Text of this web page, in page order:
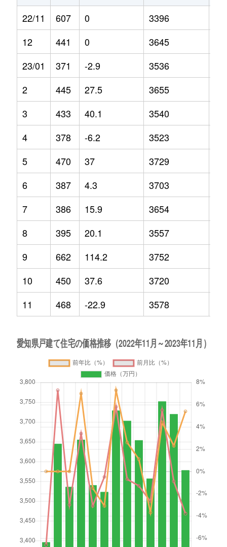
22/11
607 0 3396
12
441 0 3645
23/01
371 -2.9 3536
2
445 27.5 3655
3
433 40.1 3540
4
378 -6.2 3523
5
470 37 3729
6
387 4.3 3703
7
386 15.9 3654
8
395 20.1 3557
9
662 114.2 3752
10
450 37.6 3720
11
468 -22.9 3578